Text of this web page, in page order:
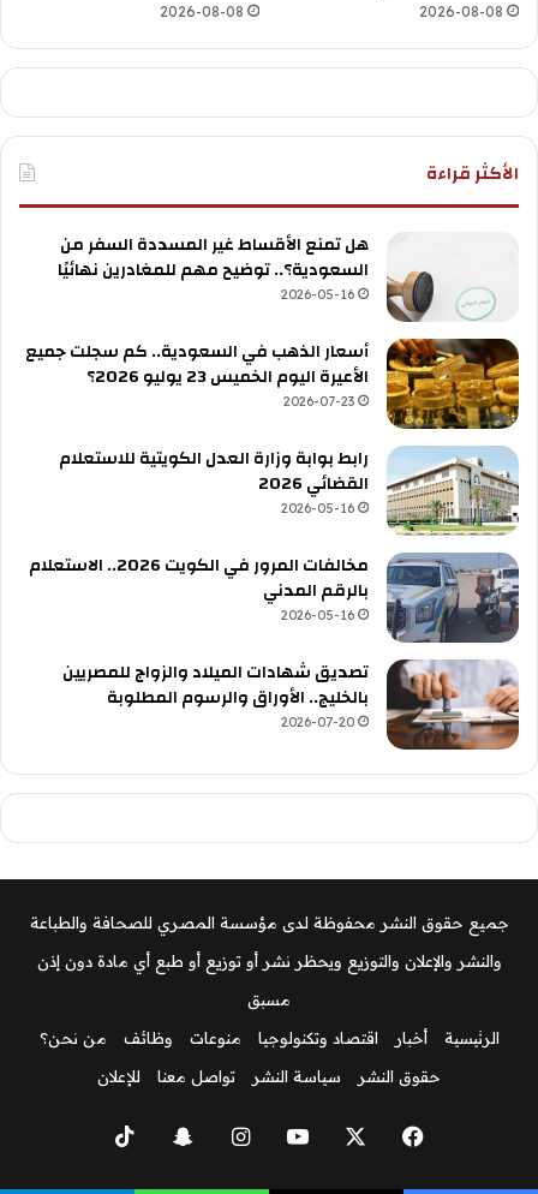
2026-08-08
2026-08-08
الأكثر قراءة
هل تمنع الأقساط غير المسددة السفر من
السعودية؟.. توضيح مهم للمغادرين نهائيًا
2026-05-16
أسعار الذهب في السعودية.. كم سجلت جميع
الأعيرة اليوم الخميس 23 يوليو 2026؟
2026-07-23
رابط بوابة وزارة العدل الكويتية للاستعلام
القضائي 2026
2026-05-16
مخالفات المرور في الكويت 2026.. الاستعلام
بالرقم المدني
2026-05-16
تصديق شهادات الميلاد والزواج للمصريين
بالخليج.. الأوراق والرسوم المطلوبة
2026-07-20
جميع حقوق النشر محفوظة لدى مؤسسة المصري للصحافة والطباعة
والنشر والإعلان والتوزيع ويحظر نشر أو توزيع أو طبع أي مادة دون إذن
مسبق
الرئيسية
أخبار اقتصاد وتكنولوجيا منوعات وظائف
من نحن؟
حقوق النشر
سياسة النشر تواصل معنا للإعلان
فيسبوك ‫YouTubeانستقرامسناب